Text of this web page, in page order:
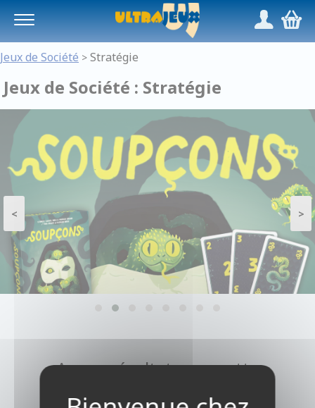
/,
Jeux de Société > Stratégie
Jeux de Société : Stratégie
< >
Aucun résultat pour cette